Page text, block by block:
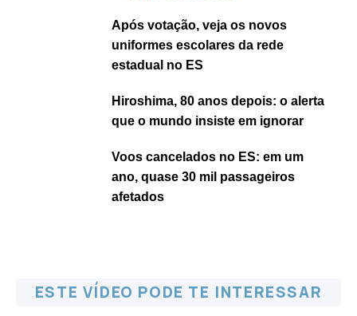
Após votação, veja os novos
uniformes escolares da rede
estadual no ES
Hiroshima, 80 anos depois: o alerta
que o mundo insiste em ignorar
Voos cancelados no ES: em um
ano, quase 30 mil passageiros
afetados
ESTE VÍDEO PODE TE INTERESSAR